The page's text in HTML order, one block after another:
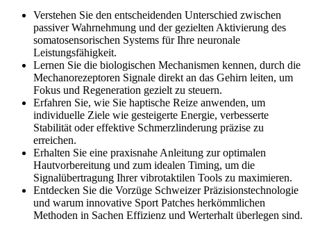
Verstehen Sie den entscheidenden Unterschied zwischen
passiver Wahrnehmung und der gezielten Aktivierung des
somatosensorischen Systems für Ihre neuronale
Leistungsfähigkeit.
Lernen Sie die biologischen Mechanismen kennen, durch die
Mechanorezeptoren Signale direkt an das Gehirn leiten, um
Fokus und Regeneration gezielt zu steuern.
Erfahren Sie, wie Sie haptische Reize anwenden, um
individuelle Ziele wie gesteigerte Energie, verbesserte
Stabilität oder effektive Schmerzlinderung präzise zu
erreichen.
Erhalten Sie eine praxisnahe Anleitung zur optimalen
Hautvorbereitung und zum idealen Timing, um die
Signalübertragung Ihrer vibrotaktilen Tools zu maximieren.
Entdecken Sie die Vorzüge Schweizer Präzisionstechnologie
und warum innovative Sport Patches herkömmlichen
Methoden in Sachen Effizienz und Werterhalt überlegen sind.